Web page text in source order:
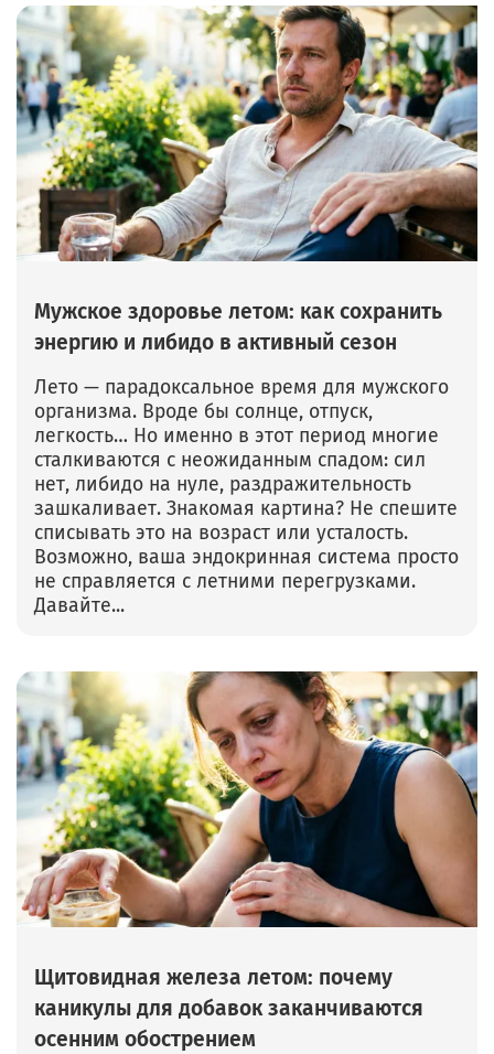
Мужское здоровье летом: как сохранить
энергию и либидо в активный сезон
Лето — парадоксальное время для мужского
организма. Вроде бы солнце, отпуск,
легкость… Но именно в этот период многие
сталкиваются с неожиданным спадом: сил
нет, либидо на нуле, раздражительность
зашкаливает. Знакомая картина? Не спешите
списывать это на возраст или усталость.
Возможно, ваша эндокринная система просто
не справляется с летними перегрузками.
Давайте...
Щитовидная железа летом: почему
каникулы для добавок заканчиваются
осенним обострением